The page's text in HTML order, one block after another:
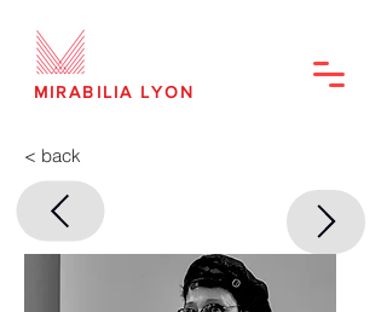
MIRABILIA LYON
< back